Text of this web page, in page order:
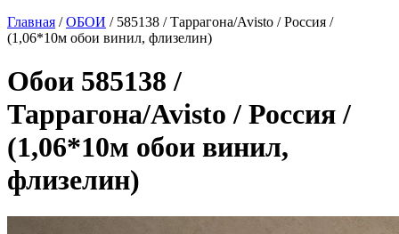
Главная /ОБОИ / 585138 / Таррагона/Avisto / Россия /
(1,06*10м обои винил, флизелин)
Обои 585138 /
Таррагона/Avisto / Россия /
(1,06*10м обои винил,
флизелин)